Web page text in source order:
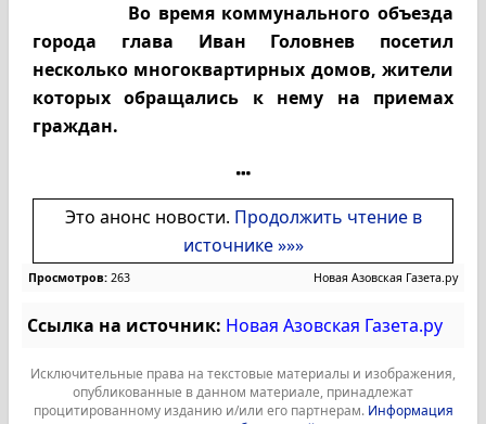
Во время коммунального объезда
города глава Иван Головнев посетил
несколько многоквартирных домов, жители
которых обращались к нему на приемах
граждан.
Это анонс новости. Продолжить чтение в
источнике »»»
Просмотров: 263 Новая Азовская Газета.ру
Ссылка на источник: Новая Азовская Газета.ру
Исключительные права на текстовые материалы и изображения,
опубликованные в данном материале, принадлежат
процитированному изданию и/или его партнерам. Информация